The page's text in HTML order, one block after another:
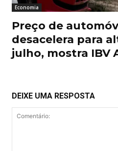
Economia
Preço de
desacelera para
julho, mostra IBV
DEIXE UMA RESPOSTA